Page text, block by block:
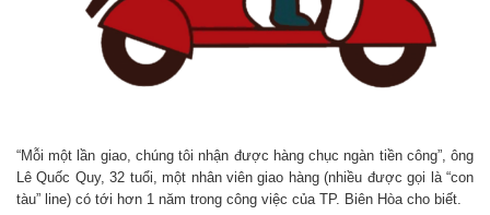
“Mỗi một lần giao, chúng tôi nhận được hàng chục ngàn tiền công”, ông
Lê Quốc Quy, 32 tuổi, một nhân viên giao hàng (nhiều được gọi là “con
tàu” line) có tới hơn 1 năm trong công việc của TP. Biên Hòa cho biết.